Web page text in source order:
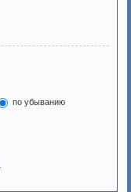
по убыванию